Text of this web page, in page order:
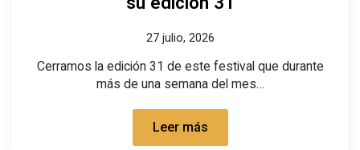
27 julio, 2026
Cerramos la edición 31 de este festival que durante
más de una semana del mes…
Leer más